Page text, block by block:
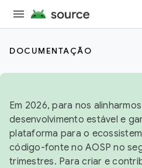
DOCUMENTAÇÃO
Em 2026, para nos
desenvolvimento estável e
plataforma para o
código-fonte no AOSP no
trimestres. Para criar e